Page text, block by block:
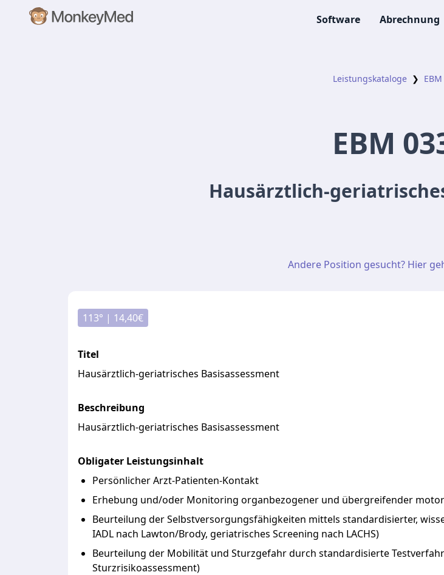
Software Abrechnung
Leistungskataloge ❯ EBM
EBM
Hausärztlich-
Andere Position gesucht? Hier
113° | 14,40€
Titel
Hausärztlich-geriatrisches Basisassessment
Beschreibung
Hausärztlich-geriatrisches Basisassessment
Obligater Leistungsinhalt
Persönlicher Arzt-Patienten-Kontakt
Erhebung und/oder Monitoring organbezogener und übergreifender
Beurteilung der Selbstversorgungsfähigkeiten mittels standardisierter,
IADL nach Lawton/Brody, geriatrisches Screening nach LACHS)
Beurteilung der Mobilität und Sturzgefahr durch standardisierte
Sturzrisikoassessment)